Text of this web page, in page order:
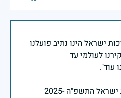
ישראל הינו נתיב פועלנו
התשפ"ה -2025